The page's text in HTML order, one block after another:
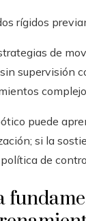
rígidos
de
supervisión
puede
si la
de